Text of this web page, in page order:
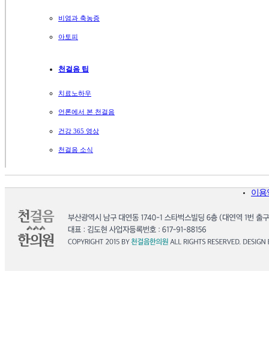
비염과 축농증
아토피
천걸음 팁
치료노하우
언론에서 본 천걸음
건강 365 영상
천걸음 소식
이용